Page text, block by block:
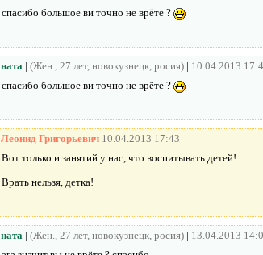
спасибо большое ви точно не врёте ?
ната | (Жен., 27 лет, новокузнецк, росия) | 10.04.2013
спасибо большое ви точно не врёте ?
Леонид Григорьевич 10.04.2013 17:43
Вот только и занятий у нас, что воспитывать детей!
Врать нельзя, детка!
ната | (Жен., 27 лет, новокузнецк, росия) | 13.04.2013